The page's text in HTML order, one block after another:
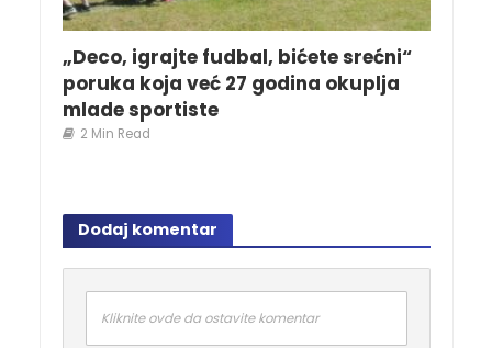
„Deco, igrajte fudbal, bićete srećni“
poruka koja već 27 godina okuplja
mlade sportiste
2 Min Read
Dodaj komentar
Kliknite ovde da ostavite komentar